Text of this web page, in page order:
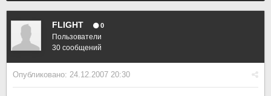
FLIGHT 0
Пользователи
30 сообщений
Опубликовано: 24.12.2007 20:30